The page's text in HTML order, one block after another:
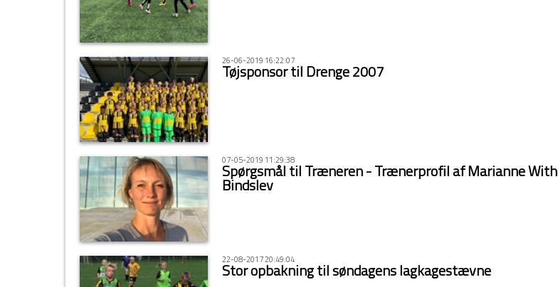
26-06-2019 16:22:07
Tøjsponsor til Drenge 2007
07-05-2019 11:29:38
Spørgsmål til Træneren - Trænerprofil af Marianne With
Bindslev
22-08-2017 20:49:04
Stor opbakning til søndagens lagkagestævne